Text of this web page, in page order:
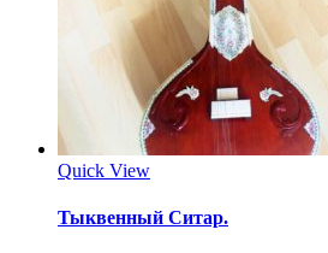
Quick View
Тыквенный Ситар.